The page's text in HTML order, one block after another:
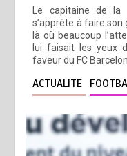
Le capitaine de la
s’apprête à faire son
là où beaucoup
lui faisait les yeux
faveur du FC
ACTUALITE